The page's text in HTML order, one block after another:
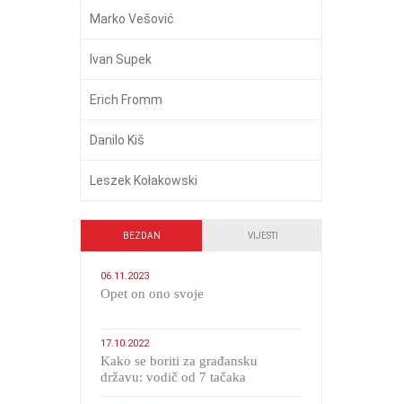
Marko Vešović
Ivan Supek
Erich Fromm
Danilo Kiš
Leszek Kołakowski
BEZDAN VIJESTI
06.11.2023
​Opet on ono svoje
17.10.2022
Kako se boriti za građansku
državu: vodič od 7 tačaka